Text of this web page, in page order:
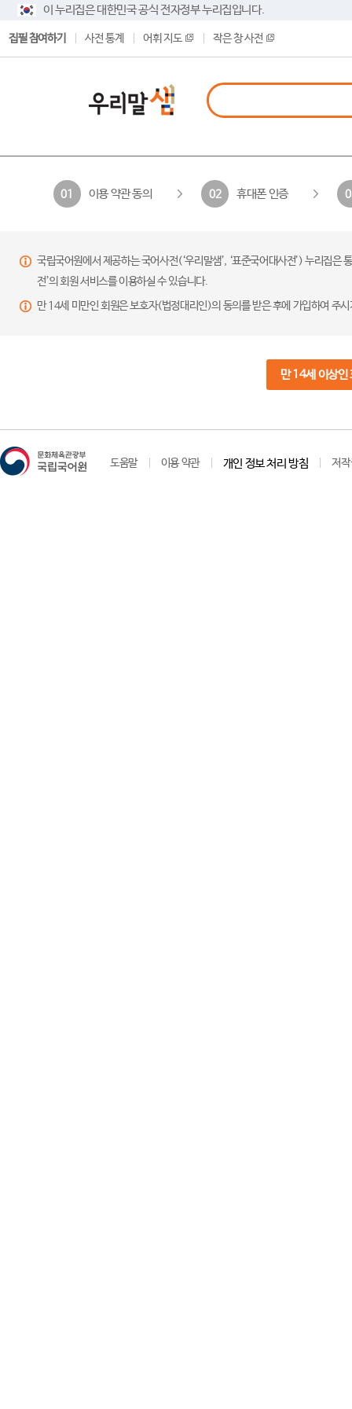
이 누리집은 대한민국 공식 전자정부 누리집입니다.
집필 참여하기 사전 통계 어휘 지도 작은 창 사전
01 이용 약관 동의 02 휴대폰 인증
국립국어원에서 제공하는 국어사전(‘우리말샘’, ‘표준국어대사전’) 누리집
전’의 회원 서비스를 이용하실 수 있습니다.
만 14세 미만인 회원은 보호자(법정대리인)의 동의를 받은 후에 가입하여 주
만 14세 이상인
도움말 이용 약관 개인 정보 처리 방침 저